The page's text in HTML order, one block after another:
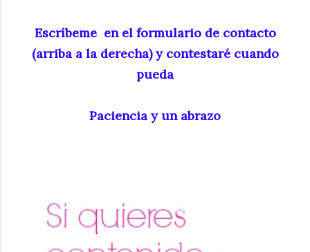
Escríbeme en el formulario de contacto
(arriba a la derecha) y contestaré cuando
pueda
Paciencia y un abrazo